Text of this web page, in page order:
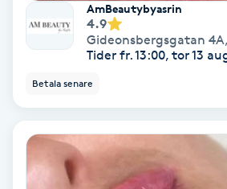
Massage
Medial vägledning
Meditation
AmBeautybyasrin
4.9
Gideonsbergsgatan 4A,
Tider fr. 13:00, tor 13
Betala senare